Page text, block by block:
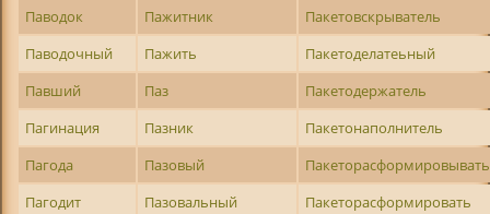
Паводок
Пажитник
Пакетовскрыватель
Паводочный
Пажить
Пакетоделатеьный
Павший
Паз
Пакетодержатель
Пагинация
Пазник
Пакетонаполнитель
Пагода
Пазовый
Пакеторасформировывать
Пагодит
Пазовальный
Пакеторасформировать